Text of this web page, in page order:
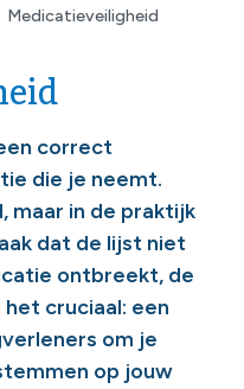
Medicatieveiligheid
correct
die je neemt.
maar in de praktijk
dat de lijst niet
ontbreekt, de
het cruciaal: een
om je
op jouw